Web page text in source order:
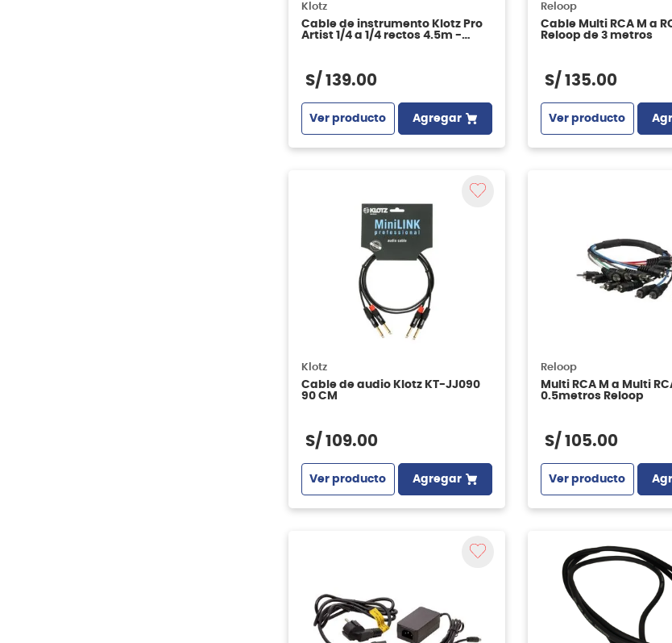
Klotz
Cable de instrumento Klotz Pro
Artist 1/4 a 1/4 rectos 4.5m -
S/ 139.00
Ver producto Agregar
Reloop
Cable Multi RCA M a
Reloop de 3 metros
S/ 135.00
Ver producto
Klotz
Cable de audio Klotz KT-JJ090
90 CM
S/ 109.00
Ver producto Agregar
Reloop
Multi RCA M a Multi
0.5metros Reloop
S/ 105.00
Ver producto